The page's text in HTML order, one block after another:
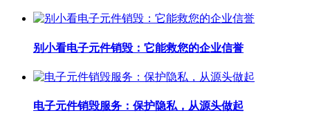
别小看电子元件销毁：它能救您的企业信誉
电子元件销毁服务：保护隐私，从源头做起